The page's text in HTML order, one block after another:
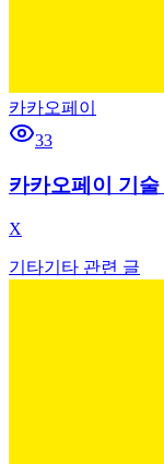
카카오페이
33
카카오페이 기
X
기타기타 관련 글